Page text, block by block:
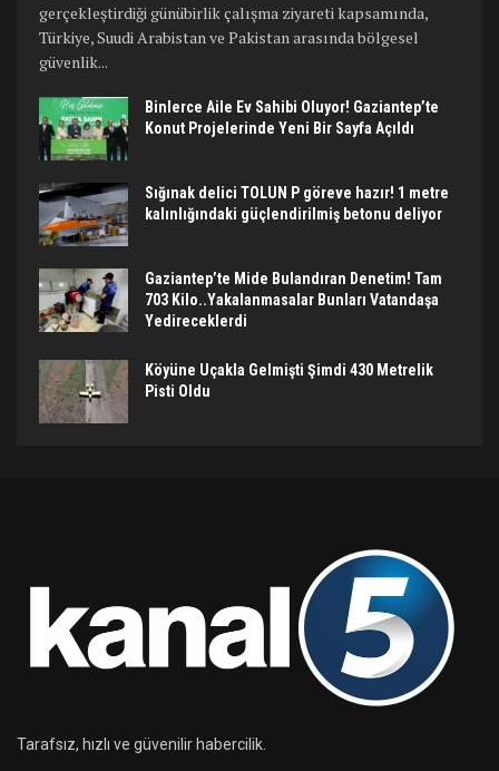
gerçekleştirdiği günübirlik çalışma ziyareti kapsamında,
Türkiye, Suudi Arabistan ve Pakistan arasında bölgesel
güvenlik...
Binlerce Aile Ev Sahibi Oluyor! Gaziantep’te
Konut Projelerinde Yeni Bir Sayfa Açıldı
Sığınak delici TOLUN P göreve hazır! 1 metre
kalınlığındaki güçlendirilmiş betonu deliyor
Gaziantep’te Mide Bulandıran Denetim! Tam
703 Kilo..Yakalanmasalar Bunları Vatandaşa
Yedireceklerdi
Köyüne Uçakla Gelmişti Şimdi 430 Metrelik
Pisti Oldu
Tarafsız, hızlı ve güvenilir habercilik.